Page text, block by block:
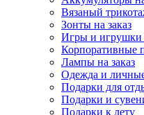
Вязаный
Зонты на заказ
Игры и игрушки
Корпоративные
Лампы на заказ
Одежда и личные
Подарки для
Подарки и
Подарки к лету